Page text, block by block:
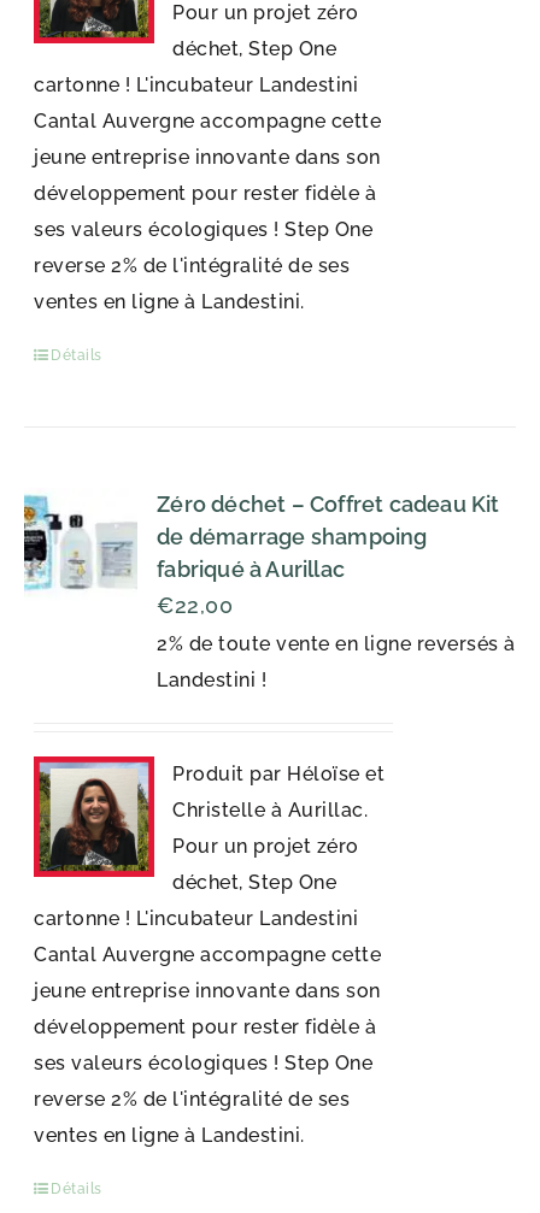
Pour un projet zéro
déchet, Step One
cartonne ! L'incubateur Landestini
Cantal Auvergne accompagne cette
jeune entreprise innovante dans son
développement pour rester fidèle à
ses valeurs écologiques ! Step One
reverse 2% de l'intégralité de ses
ventes en ligne à Landestini.
Détails
Zéro déchet – Coffret cadeau Kit
de démarrage shampoing
fabriqué à Aurillac
2% de toute vente en ligne reversés à
Landestini !
€22,00
Produit par Héloïse et
Christelle à Aurillac.
Pour un projet zéro
déchet, Step One
cartonne ! L'incubateur Landestini
Cantal Auvergne accompagne cette
jeune entreprise innovante dans son
développement pour rester fidèle à
ses valeurs écologiques ! Step One
reverse 2% de l'intégralité de ses
ventes en ligne à Landestini.
Détails